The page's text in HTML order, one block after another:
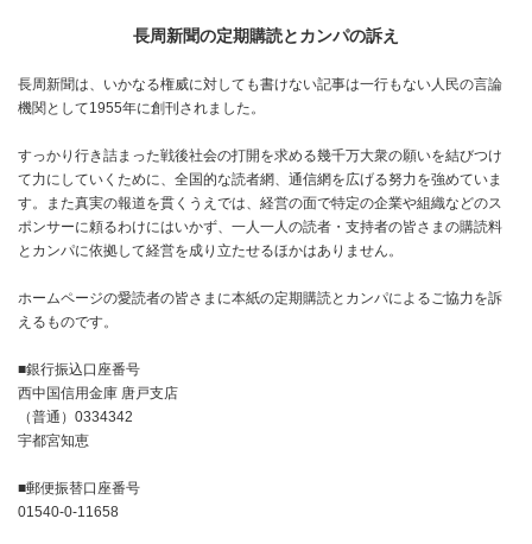
長周新聞の定期購読とカンパの訴え
長周新聞は、いかなる権威に対しても書けない記事は一行もない人民の言論
機関として1955年に創刊されました。
すっかり行き詰まった戦後社会の打開を求める幾千万大衆の願いを結びつけ
て力にしていくために、全国的な読者網、通信網を広げる努力を強めていま
す。また真実の報道を貫くうえでは、経営の面で特定の企業や組織などのス
ポンサーに頼るわけにはいかず、一人一人の読者・支持者の皆さまの購読料
とカンパに依拠して経営を成り立たせるほかはありません。
ホームページの愛読者の皆さまに本紙の定期購読とカンパによるご協力を訴
えるものです。
■銀行振込口座番号
西中国信用金庫 唐戸支店
（普通）0334342
宇都宮知恵
■郵便振替口座番号
01540-0-11658